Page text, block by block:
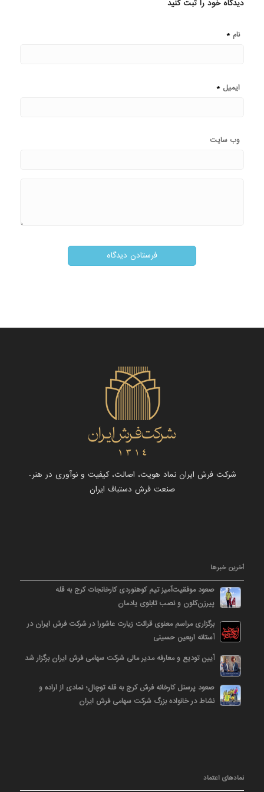
دیدگاه خود را ثبت کنید
نام *
ایمیل *
وب‌ سایت
شرکت فرش ایران نماد هویت، اصالت، کیفیت و نوآوری در هنر-
صنعت فرش دستباف ایران
آخرین خبرها
صعود موفقیت‌آمیز تیم کوهنوردی کارخانجات کرج به قله
پیرزن‌کلون و نصب تابلوی یادمان
برگزاری مراسم معنوی قرائت زیارت عاشورا در شرکت فرش ایران در
آستانه اربعین حسینی
آیین تودیع و معارفه مدیر مالی شرکت سهامی فرش ایران برگزار شد
صعود پرسنل کارخانه فرش کرج به قله توچال؛ نمادی از اراده و
نشاط در خانواده بزرگ شرکت سهامی فرش ایران
نمادهای اعتماد